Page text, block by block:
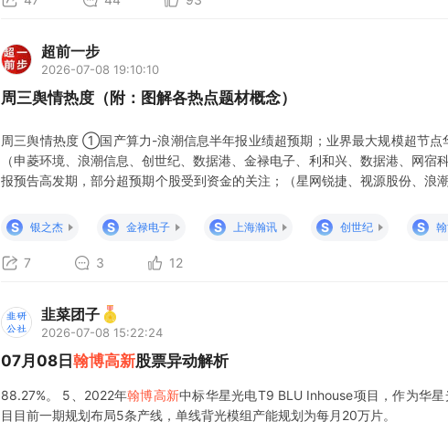
超前一步
2026-07-08 19:10:10
周三舆情热度（附：图解各热点题材概念）
周三舆情热度 ①国产算力-浪潮信息半年报业绩超预期；业界最大规模超节点
（申菱环境、浪潮信息、创世纪、数据港、金禄电子、利和兴、数据港、网
报预告高发期，部分超预期个股受到资金的关注；（星网锐捷、视源股份、浪
讯、华菱线缆 、金禄电子、 魅视科技、蜀道装备 等） ④AI应用-人力资源社
工
S 银之杰 S 金禄电子 S 上海瀚讯 S 创世纪 S
7 3 12
韭菜团子
2026-07-08 15:22:24
07月08日 翰博高新股票异动解析
88.27%。 5、2022年翰博高新中标华星光电T9 BLU Inhouse项目，作为华
目目前一期规划布局5条产线，单线背光模组产能规划为每月20万片。